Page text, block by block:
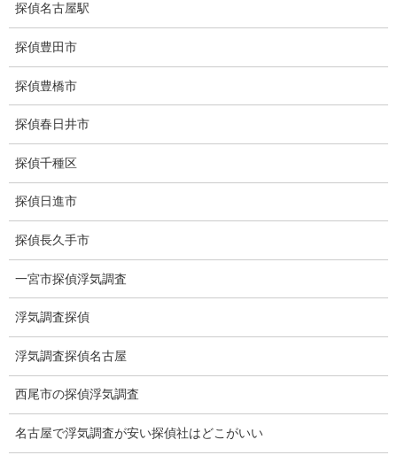
撮れないなどの失敗を繰り返します。
す。
裁判専用の報告書とは？
るアプリがあります。
そのような写真を報告書に添付する探偵社もあります。
報告書は信頼性の高い証拠が必要です。
従って虚偽、誇大の報告書は裁判では通用いたしません。
アフターフォローとは？
契約までは親身になって対応し、その後は冷たくなり事務
的に対応する探偵社はどうかと思います。
探偵名古屋駅
探偵豊田市
探偵豊橋市
探偵春日井市
探偵千種区
探偵日進市
探偵長久手市
一宮市探偵浮気調査
浮気調査探偵
浮気調査探偵名古屋
西尾市の探偵浮気調査
名古屋で浮気調査が安い探偵社はどこがいい